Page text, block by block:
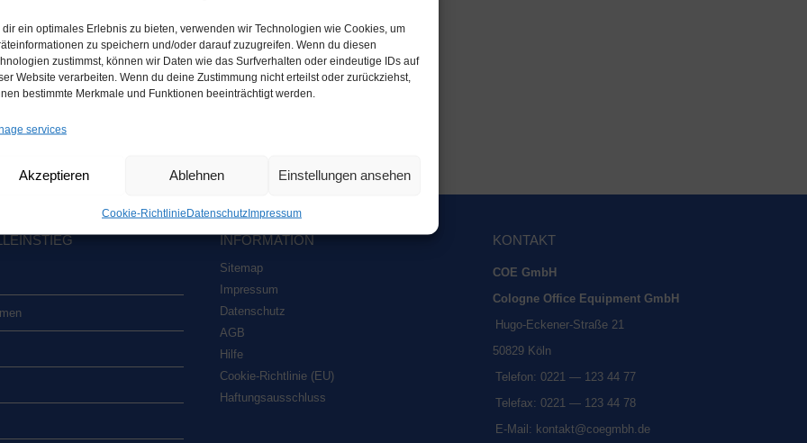
dir ein optimales Erlebnis zu bieten, verwenden wir Technologien wie Cookies, um
zu speichern und/oder darauf zuzugreifen. Wenn du diesen
zustimmst, können wir Daten wie das Surfverhalten oder eindeutige IDs auf
Website verarbeiten. Wenn du deine Zustimmung nicht erteilst oder zurückziehst,
bestimmte Merkmale und Funktionen beeinträchtigt werden.
services
Akzeptieren Ablehnen Einstellungen ansehen
Coo­kie-Richt­li­nieDaten­schutzImpres­sum
INFOR­MA­TI­ON
Site­map
Impres­sum
Daten­schutz
AGB
Hil­fe
Coo­kie-Rich­t­­li­­nie (EU)
Haf­tungs­aus­schluss
KON­TAKT
COE GmbH
Colo­gne Office Equip­ment GmbH
Hugo-Ecke­ner-Stra­ße 21
50829 Köln
Tele­fon: 0221 — 123 44 77
Tele­fax: 0221 — 123 44 78
E‑Mail: kontakt@coegmbh.de